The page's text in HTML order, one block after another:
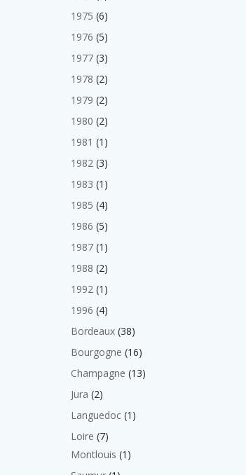
1975 66
1976 55
1977 33
1978 22
1979 22
1980 22
1981 1 1
1982 33
1983 1 1
1985 44
1986 55
1987 1 1
1988 22
1992 1 1
1996 44
Bordeaux 3838
Bourgogne 1616
Champagne 1313
Jura 22
produits
Languedoc 1 1
Loire 77
produits
Montlouis 1 1